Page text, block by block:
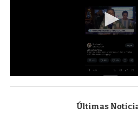
s
Últimas